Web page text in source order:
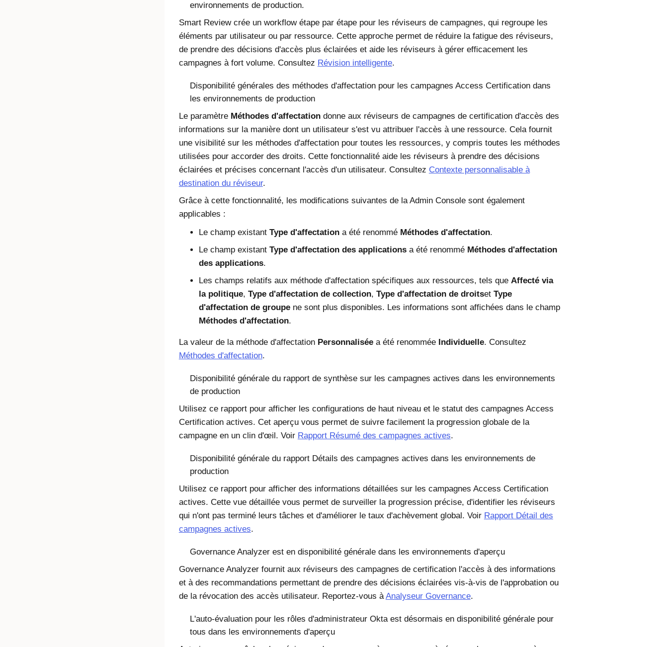
environnements de production.
Smart Review crée un workflow étape par étape pour les réviseurs de campagnes, qui regroupe les
éléments par utilisateur ou par ressource. Cette approche permet de réduire la fatigue des réviseurs,
de prendre des décisions d'accès plus éclairées et aide les réviseurs à gérer efficacement les
campagnes à fort volume. Consultez Révision intelligente.
Disponibilité générales des méthodes d'affectation pour les campagnes Access Certification dans
les environnements de production
Le paramètre Méthodes d'affectationdonne aux réviseurs de campagnes de certification d'accès des
informations sur la manière dont un utilisateur s'est vu attribuer l'accès à une ressource. Cela fournit
une visibilité sur les méthodes d'affectation pour toutes les ressources, y compris toutes les méthodes
utilisées pour accorder des droits. Cette fonctionnalité aide les réviseurs à prendre des décisions
éclairées et précises concernant l'accès d'un utilisateur. Consultez Contexte personnalisable à
destination du réviseur.
Grâce à cette fonctionnalité, les modifications suivantes de la Admin Console sont également
applicables :
Le champ existant Type d'affectationa été renommé Méthodes d'affectation.
Le champ existant Type d'affectation des applicationsa été renommé Méthodes d'affectation
des applications.
Les champs relatifs aux méthode d'affectation spécifiques aux ressources, tels que Affecté via
la politique, Type d'affectation de collection, Type d'affectation de droitset Type
d'affectation de groupene sont plus disponibles. Les informations sont affichées dans le champ
Méthodes d'affectation.
La valeur de la méthode d'affectation Personnaliséea été renommée Individuelle. Consultez
Méthodes d'affectation.
Disponibilité générale du rapport de synthèse sur les campagnes actives dans les environnements
de production
Utilisez ce rapport pour afficher les configurations de haut niveau et le statut des campagnes Access
Certification actives. Cet aperçu vous permet de suivre facilement la progression globale de la
campagne en un clin d'œil. Voir Rapport Résumé des campagnes actives.
Disponibilité générale du rapport Détails des campagnes actives dans les environnements de
production
Utilisez ce rapport pour afficher des informations détaillées sur les campagnes Access Certification
actives. Cette vue détaillée vous permet de surveiller la progression précise, d'identifier les réviseurs
qui n'ont pas terminé leurs tâches et d'améliorer le taux d'achèvement global. Voir Rapport Détail des
campagnes actives.
Governance Analyzer est en disponibilité générale dans les environnements d'aperçu
Governance Analyzer fournit aux réviseurs des campagnes de certification l'accès à des informations
et à des recommandations permettant de prendre des décisions éclairées vis-à-vis de l'approbation ou
de la révocation des accès utilisateur. Reportez-vous àAnalyseur Governance.
L'auto-évaluation pour les rôles d'administrateur Okta est désormais en disponibilité générale pour
tous dans les environnements d'aperçu